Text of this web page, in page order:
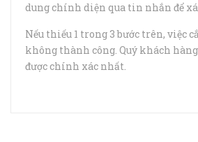
dung chính diện qua tin nhắn để
Nếu thiếu 1 trong 3 bước trên, việc
không thành công. Quý khách
được chính xác nhất.